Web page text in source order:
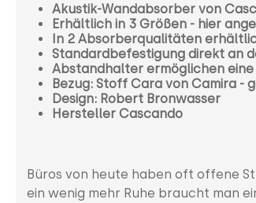
Akustik-Wandabsorber von
Erhältlich in 3 Größen - hier
In 2 Absorberqualitäten
Standardbefestigung direkt an
Abstandhalter ermöglichen
Bezug: Stoff Cara von Camira -
Design: Robert Bronwasser
Hersteller Cascando
Büros von heute haben oft offene
ein wenig mehr Ruhe braucht man